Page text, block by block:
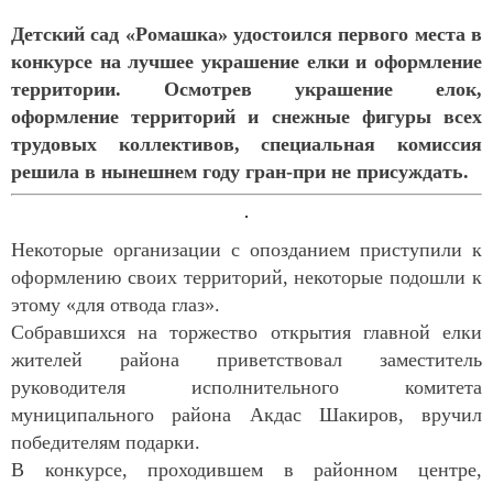
Детский сад «Ромашка» удостоился первого места в
конкурсе на лучшее украшение елки и оформление
территории. Осмотрев украшение елок,
оформление территорий и снежные фигуры всех
трудовых коллективов, специальная комиссия
решила в нынешнем году гран-при не присуждать.
Некоторые организации с опозданием приступили к
оформлению своих территорий, некоторые подошли к
этому «для отвода глаз».
Собравшихся на торжество открытия главной елки
жителей района приветствовал заместитель
руководителя исполнительного комитета
муниципального района Акдас Шакиров, вручил
победителям подарки.
В конкурсе, проходившем в районном центре,